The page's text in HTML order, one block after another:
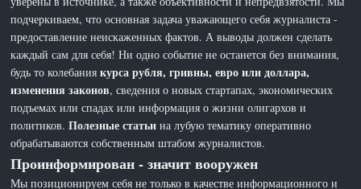
подчеркиваем, что основная задача уважающего себя журналиста -
предоставление неискаженных фактов. А выводы должен сделать
каждый сам для себя! Ни одно событие не останется без внимания,
будь то колебаниякурса рубля, гривны, евро или доллара,
изменения законов, сведения о новых стартапах, экономических
подъемах или спадах или информация о жизни олигархов и
политиков.Полезные статьи на лубую тематику оперативно
обрабатываются собственным штабом журналистов.
Проинформирован - значит вооружен
Мы позиционируем себя не только в качестве информационного и